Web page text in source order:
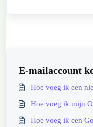
E-mailaccount
Hoe voeg ik een
Hoe voeg ik mijn
Hoe voeg ik een